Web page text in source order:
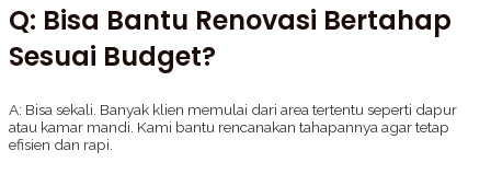
Q: Bisa Bantu Renovasi Bertahap
Sesuai Budget?
A: Bisa sekali. Banyak klien memulai dari area tertentu seperti dapur
atau kamar mandi. Kami bantu rencanakan tahapannya agar tetap
efisien dan rapi.